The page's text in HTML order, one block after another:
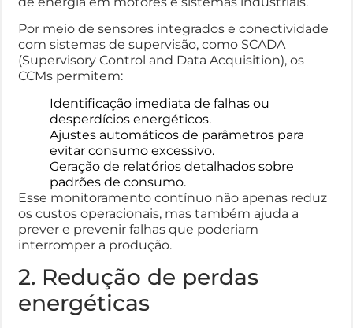
Por meio de sensores integrados e conectividade
com sistemas de supervisão, como SCADA
(Supervisory Control and Data Acquisition), os
CCMs permitem:
Identificação imediata de falhas ou
desperdícios energéticos.
Ajustes automáticos de parâmetros para
evitar consumo excessivo.
Geração de relatórios detalhados sobre
padrões de consumo.
Esse monitoramento contínuo não apenas reduz
os custos operacionais, mas também ajuda a
prever e prevenir falhas que poderiam
interromper a produção.
2. Redução de perdas
energéticas